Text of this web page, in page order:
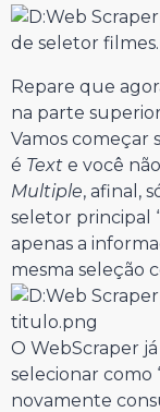
Repare que
na parte
Vamos começar
é Text e você
Multiple, afinal,
seletor principal
apenas a
mesma seleção
O WebScraper
selecionar como
novamente